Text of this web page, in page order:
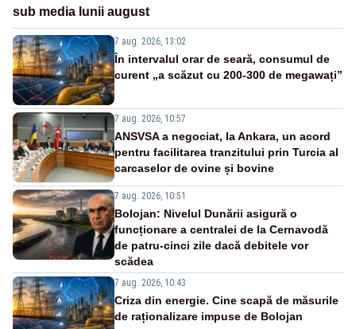
sub media lunii august
7 aug. 2026, 13:02
În intervalul orar de seară, consumul de
curent „a scăzut cu 200-300 de megawați”
7 aug. 2026, 10:57
ANSVSA a negociat, la Ankara, un acord
pentru facilitarea tranzitului prin Turcia al
carcaselor de ovine și bovine
7 aug. 2026, 10:51
Bolojan: Nivelul Dunării asigură o
funcționare a centralei de la Cernavodă
de patru-cinci zile dacă debitele vor
scădea
7 aug. 2026, 10:43
Criza din energie. Cine scapă de măsurile
de raționalizare impuse de Bolojan